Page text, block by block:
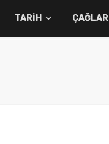
TARIH ÇAĞLAR